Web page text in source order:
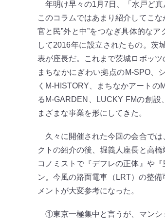
年明け早々の1月7日、「水戸ど真
このコラムではあまり紹介してこ
官と民”外と中”をつなぎ具体的な
して2016年に設立されたもの。茨
表が座長だ。これまで茨城ロボッ
まちなかにぎわい拠点のM-SPO、
くM-HISTORY、まちなかアート
るM-GARDEN、LUCKY FMの創
まざまな事業を形にしてきた。
久々に開催された今回の会合では
クトの紹介の後、堀義人座長と高
コノミストで『デフレの正体』や
ン。今風の路面電車（LRT）の整
メントが大変参考になった。
①東京一極集中と言うが、マンシ